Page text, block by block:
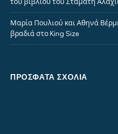
Μαρία Πουλιού και Αθηνά
βραδιά στο King Size
ΠΡΌΣΦΑΤΑ ΣΧΌΛΙΑ